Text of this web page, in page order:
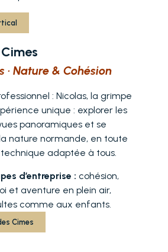
· Nature & Cohésion
: Nicolas, la grimpe
unique : explorer les
panoramiques et se
nature normande, en toute
adaptée à tous.
d’entreprise : cohésion,
et aventure en plein air,
comme aux enfants.
Cimes